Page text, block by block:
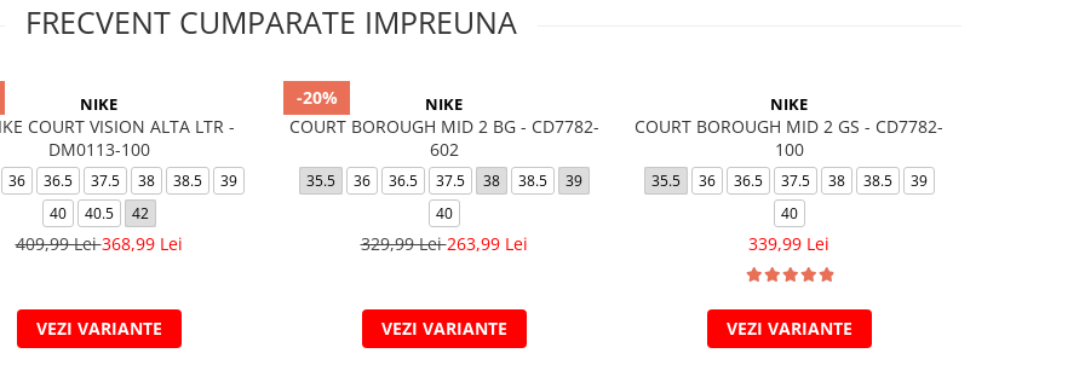
FRECVENT CUMPARATE IMPREUNA
NIKE
COURT VISION ALTA LTR -
DM0113-100
36 36.5 37.5 38 38.5
39
40
40.5 42
409,99 Lei368,99 Lei
VEZI VARIANTE
-20% NIKE
COURT BOROUGH MID 2 BG - CD7782-
602
35.5 36 36.5 37.5 38 38.5
39
40
329,99 Lei263,99 Lei
VEZI VARIANTE
NIKE
COURT BOROUGH MID 2 GS - CD7782-
100
35.5 36 36.5 37.5 38 38.5
39
40
339,99 Lei
VEZI VARIANTE